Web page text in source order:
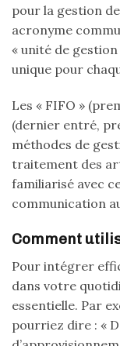
pour la gestion
acronyme
« unité de
unique pour
Les « FIFO »
(dernier entré,
méthodes de
traitement des
familiarisé avec
communication
Comment
Pour intégrer
dans votre
essentielle. Par
pourriez dire : «